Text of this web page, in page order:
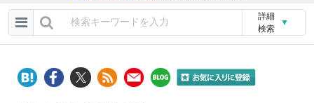
詳細
検索
▼